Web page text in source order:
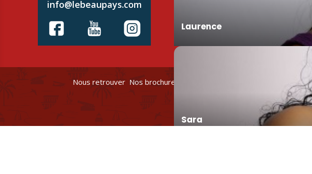
info@lebeaupays.com
Laurence
Sara
Nous retrouver Nos brochures et plans Politique environnementale